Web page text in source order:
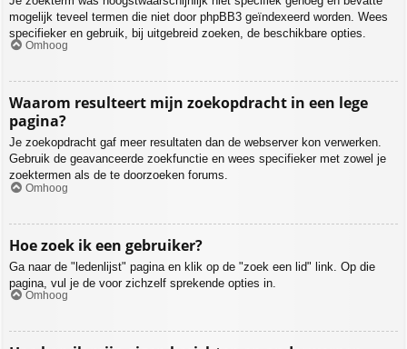
mogelijk teveel termen die niet door phpBB3 geïndexeerd worden. Wees
specifieker en gebruik, bij uitgebreid zoeken, de beschikbare opties.
Omhoog
Waarom resulteert mijn zoekopdracht in een lege
pagina?
Je zoekopdracht gaf meer resultaten dan de webserver kon verwerken.
Gebruik de geavanceerde zoekfunctie en wees specifieker met zowel je
zoektermen als de te doorzoeken forums.
Omhoog
Hoe zoek ik een gebruiker?
Ga naar de "ledenlijst" pagina en klik op de "zoek een lid" link. Op die
pagina, vul je de voor zichzelf sprekende opties in.
Omhoog